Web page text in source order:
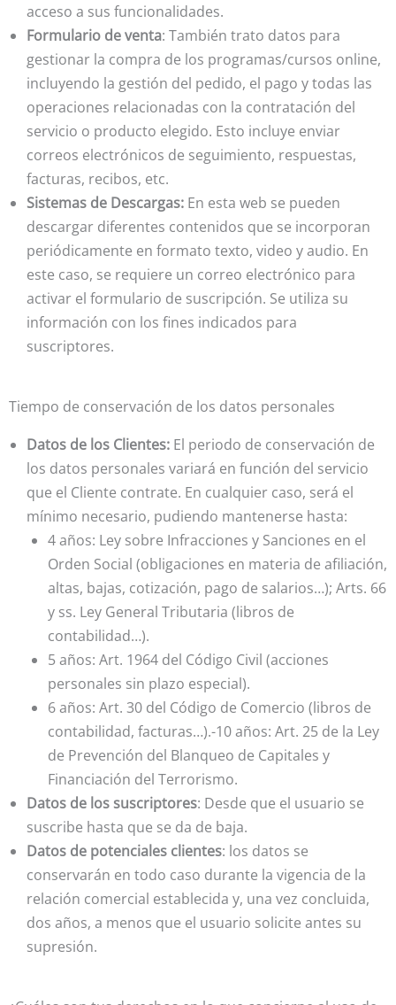
acceso a sus funcionalidades.
Formulario de venta: También trato datos para
gestionar la compra de los programas/cursos online,
incluyendo la gestión del pedido, el pago y todas las
operaciones relacionadas con la contratación del
servicio o producto elegido. Esto incluye enviar
correos electrónicos de seguimiento, respuestas,
facturas, recibos, etc.
Sistemas de Descargas: En esta web se pueden
descargar diferentes contenidos que se incorporan
periódicamente en formato texto, video y audio. En
este caso, se requiere un correo electrónico para
activar el formulario de suscripción. Se utiliza su
información con los fines indicados para
suscriptores.
Tiempo de conservación de los datos personales
Datos de los Clientes: El periodo de conservación de
los datos personales variará en función del servicio
que el Cliente contrate. En cualquier caso, será el
mínimo necesario, pudiendo mantenerse hasta:
4 años: Ley sobre Infracciones y Sanciones en el
Orden Social (obligaciones en materia de afiliación,
altas, bajas, cotización, pago de salarios…); Arts. 66
y ss. Ley General Tributaria (libros de
contabilidad…).
5 años: Art. 1964 del Código Civil (acciones
personales sin plazo especial).
6 años: Art. 30 del Código de Comercio (libros de
contabilidad, facturas…).-10 años: Art. 25 de la Ley
de Prevención del Blanqueo de Capitales y
Financiación del Terrorismo.
Datos de los suscriptores: Desde que el usuario se
suscribe hasta que se da de baja.
Datos de potenciales clientes: los datos se
conservarán en todo caso durante la vigencia de la
relación comercial establecida y, una vez concluida,
dos años, a menos que el usuario solicite antes su
supresión.